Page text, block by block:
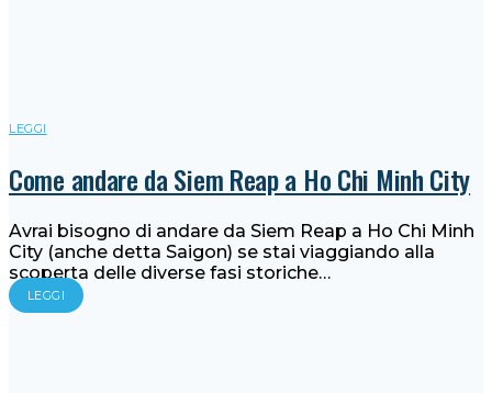
LEGGI
Come andare da Siem Reap a Ho Chi Minh City
Avrai bisogno di andare da Siem Reap a Ho Chi Minh
City (anche detta Saigon) se stai viaggiando alla
scoperta delle diverse fasi storiche…
LEGGI